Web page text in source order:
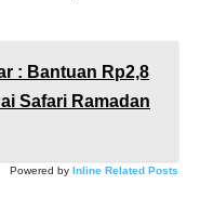
: Bantuan Rp2,8
Safari Ramadan
Powered by Inline Related Posts